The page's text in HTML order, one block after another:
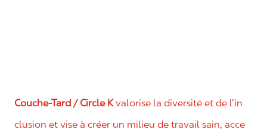
Couche-Tard / Circle Kvalorise la diversité et de l’in
clusion et vise à créer un milieu de travail sain, acce